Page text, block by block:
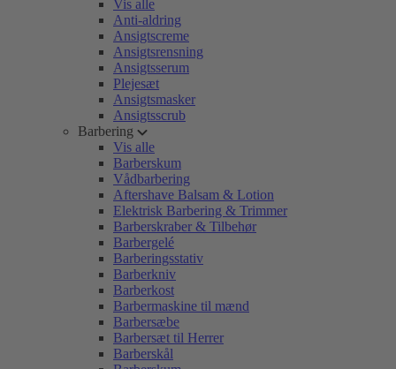
Vis alle
Anti-aldring
Ansigtscreme
Ansigtsrensning
Ansigtsserum
Plejesæt
Ansigtsmasker
Ansigtsscrub
Barbering
Vis alle
Barberskum
Vådbarbering
Aftershave Balsam & Lotion
Elektrisk Barbering & Trimmer
Barberskraber & Tilbehør
Barbergelé
Barberingsstativ
Barberkniv
Barberkost
Barbermaskine til mænd
Barbersæbe
Barbersæt til Herrer
Barberskål